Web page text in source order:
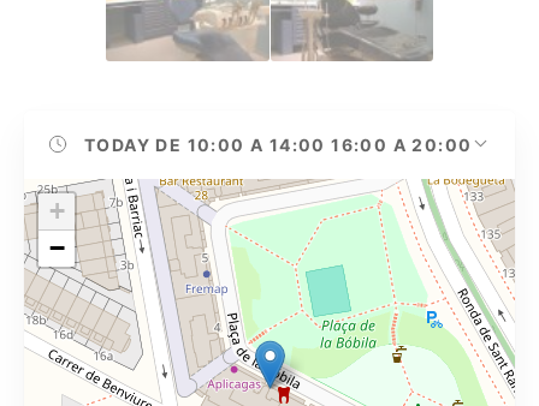
TODAY DE 10:00 A 14:00 16:00 A 20:00
+
−